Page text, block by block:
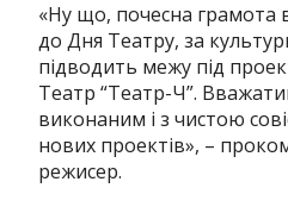
«Ну що, почесна грамота
до Дня Театру, за
підводить межу під
Театр “Театр-Ч”.
виконаним і з чистою
нових проектів», –
режисер.